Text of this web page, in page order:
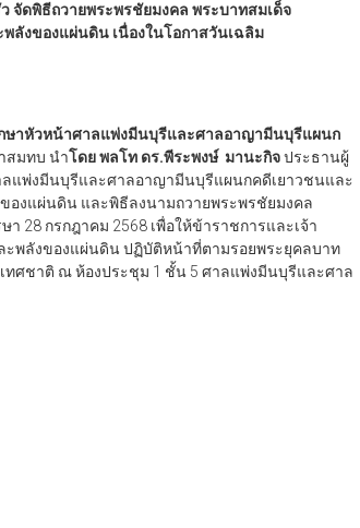
ดพิธีถวายพระพรชัยมงคล พระบาทสมเด็จ
ลังของแผ่นดิน เนื่องในโอกาสวันเฉลิม
ษาหัวหน้าศาลแพ่งมีนบุรีและศาลอาญามีนบุรีแผนก
สมทบ นำโดย พลโท ดร.พีระพงษ์ มานะกิจประธานผู้
ลแพ่งมีนบุรีและศาลอาญามีนบุรีแผนกคดีเยาวชนและ
งแผ่นดิน และพิธีลงนามถวายพระพรชัยมงคล
28 กรกฎาคม 2568 เพื่อให้ข้าราชการและเจ้า
พลังของแผ่นดิน ปฏิบัติหน้าที่ตามรอยพระยุคลบาท
ศชาติ ณ ห้องประชุม 1 ชั้น 5 ศาลแพ่งมีนบุรีและศาล